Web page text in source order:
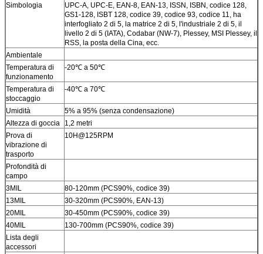
Simbologia
UPC-A, UPC-E, EAN-8, EAN-13, ISSN, ISBN, codice 128,
GS1-128, ISBT 128, codice 39, codice 93, codice 11, ha
interfogliato 2 di 5, la matrice 2 di 5, l'industriale 2 di 5, il
livello 2 di 5 (IATA), Codabar (NW-7), Plessey, MSI Plessey, il
RSS, la posta della Cina, ecc.
Ambientale
Temperatura di
funzionamento
-20℃ a 50℃
Temperatura di
stoccaggio
-40℃ a 70℃
Umidità
5% a 95% (senza condensazione)
Altezza di goccia
1,2 metri
Prova di
vibrazione di
trasporto
10H@125RPM
Profondità di
campo
3MIL
80-120mm (PCS90%, codice 39)
13MIL
30-320mm (PCS90%, EAN-13)
20MIL
30-450mm (PCS90%, codice 39)
40MIL
130-700mm (PCS90%, codice 39)
Lista degli
accessori